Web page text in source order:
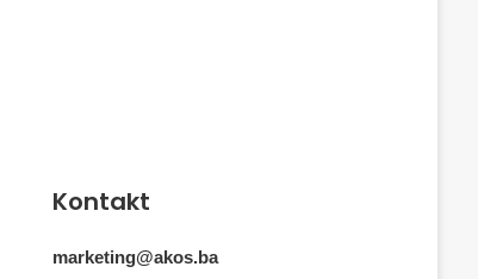
Kontakt
marketing@akos.ba